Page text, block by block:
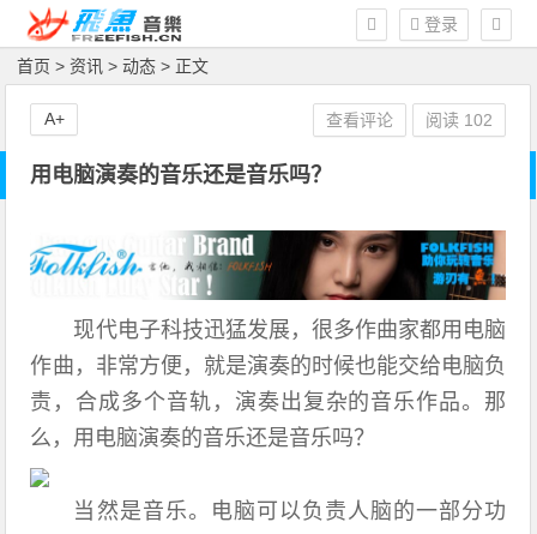
登录
首页 >资讯 >动态 > 正文
用电脑演奏的音乐还是音乐吗？
现代电子科技迅猛发展，很多作曲家都用电脑
作曲，非常方便，就是演奏的时候也能交给电脑负
责，合成多个音轨，演奏出复杂的音乐作品。那
么，用电脑演奏的音乐还是音乐吗？
当然是音乐。电脑可以负责人脑的一部分功
查看评论 阅读 102
A+